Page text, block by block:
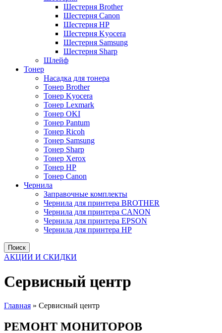
Шестерня Brother
Шестерня Canon
Шестерня HP
Шестерня Kyocera
Шестерня Samsung
Шестерня Sharp
Шлейф
Тонер
Насадка для тонера
Тонер Brother
Тонер Kyocera
Тонер Lexmark
Тонер OKI
Тонер Pantum
Тонер Ricoh
Тонер Samsung
Тонер Sharp
Тонер Xerox
Тонер НР
Тонер Саnon
Чернила
Заправочные комплекты
Чернила для принтера BROTHER
Чернила для принтера CANON
Чернила для принтера EPSON
Чернила для принтера HP
Поиск
АКЦИИ И СКИДКИ
Сервисный центр
Главная » Сервисный центр
РЕМОНТ МОНИТОРОВ